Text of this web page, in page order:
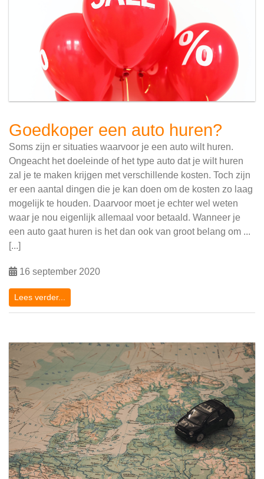
Goedkoper een auto huren?
Soms zijn er situaties waarvoor je een auto wilt huren.
Ongeacht het doeleinde of het type auto dat je wilt huren
zal je te maken krijgen met verschillende kosten. Toch zijn
er een aantal dingen die je kan doen om de kosten zo laag
mogelijk te houden. Daarvoor moet je echter wel weten
waar je nou eigenlijk allemaal voor betaald. Wanneer je
een auto gaat huren is het dan ook van groot belang om ...
[...]
16 september 2020
Lees verder...